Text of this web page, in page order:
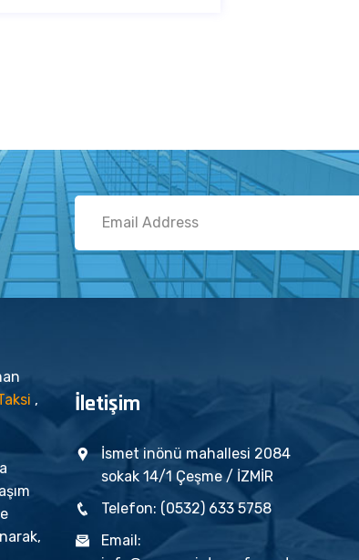
,
İletişim
İsmet inönü mahallesi 2084
sokak 14/1 Çeşme / İZMİR
Telefon: (0532) 633 5758
Email: